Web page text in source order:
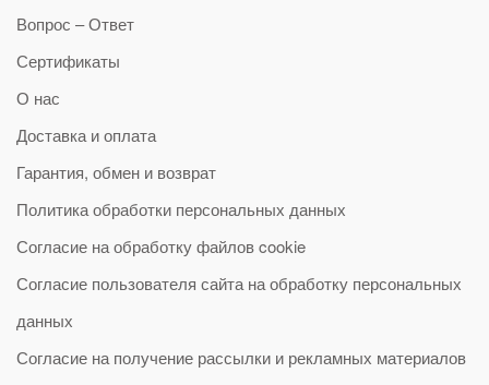
Вопрос – Ответ
Сертификаты
О нас
Доставка и оплата
Гарантия, обмен и возврат
Политика обработки персональных данных
Согласие на обработку файлов cookie
Согласие пользователя сайта на обработку персональных
данных
Согласие на получение рассылки и рекламных материалов